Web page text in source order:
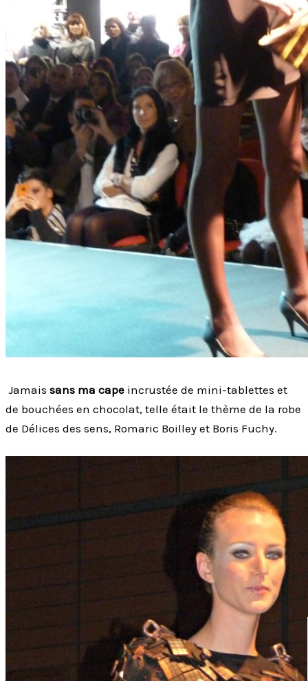
Jamais sans ma cape incrustée de mini-tablettes et
de bouchées en chocolat, telle était le thème de la robe
de Délices des sens, Romaric Boilley et Boris Fuchy.